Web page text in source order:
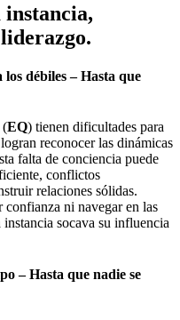
débiles – Hasta que
(EQ) tienen dificultades para
reconocer las dinámicas
falta de conciencia puede
conflictos
relaciones sólidas.
confianza ni navegar en las
socava su influencia
– Hasta que nadie se